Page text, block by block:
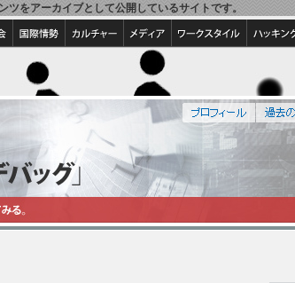
をアーカイブとして公開しているサイトです。